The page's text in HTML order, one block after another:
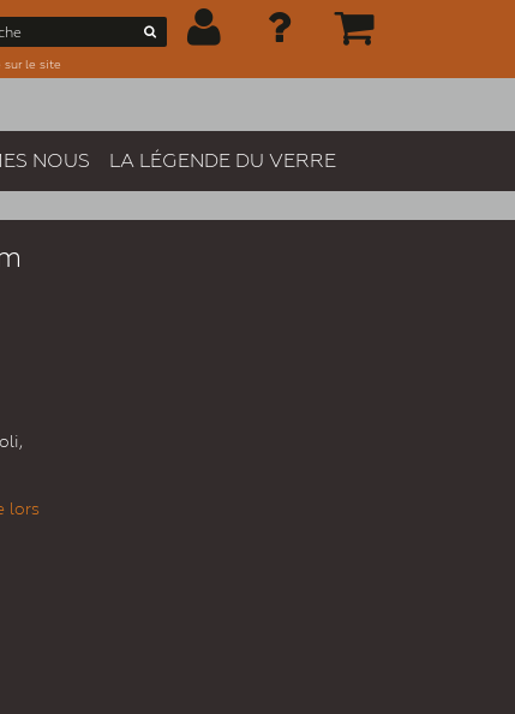
sur le site
NOUS LA LÉGENDE DU VERRE
lors